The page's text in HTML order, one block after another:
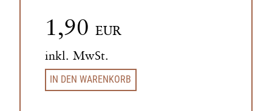
1,90 EUR
inkl. MwSt.
IN DEN WARENKORB